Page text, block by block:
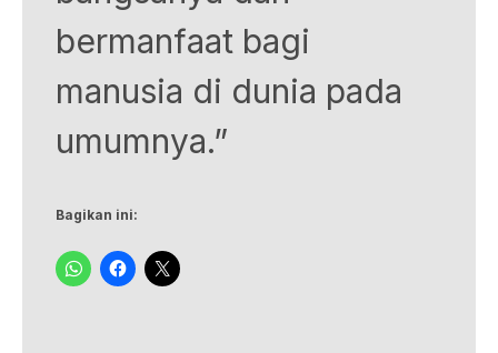
bermanfaat bagi
manusia di dunia pada
umumnya.”
Bagikan ini: